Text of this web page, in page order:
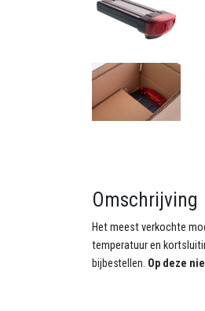
Omschrijving
Het meest verkochte
temperatuur en
bijbestellen. Op deze